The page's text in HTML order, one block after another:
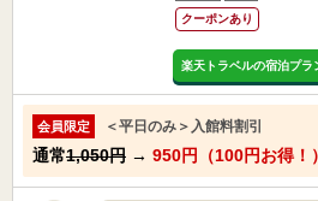
クーポンあり
楽天トラベルの宿泊プラ
会員限定 ＜平日のみ＞入館料割引
通常1,050円 → 950円（100円お得！）